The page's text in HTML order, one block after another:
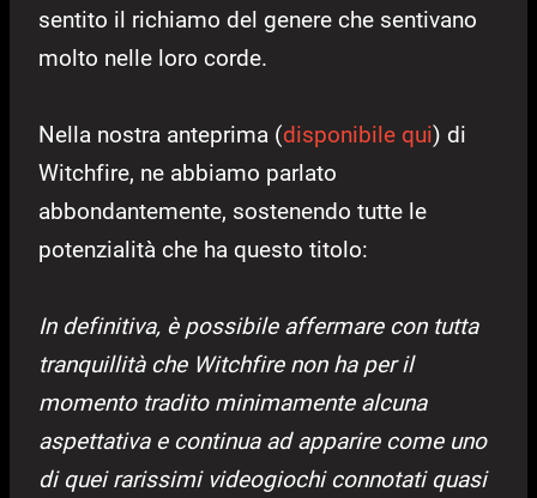
sentito il richiamo del genere che sentivano
molto nelle loro corde.
Nella nostra anteprima (disponibile qui) di
Witchfire, ne abbiamo parlato
abbondantemente, sostenendo tutte le
potenzialità che ha questo titolo:
In definitiva, è possibile affermare con tutta
tranquillità che Witchfire non ha per il
momento tradito minimamente alcuna
aspettativa e continua ad apparire come uno
di quei rarissimi videogiochi connotati quasi